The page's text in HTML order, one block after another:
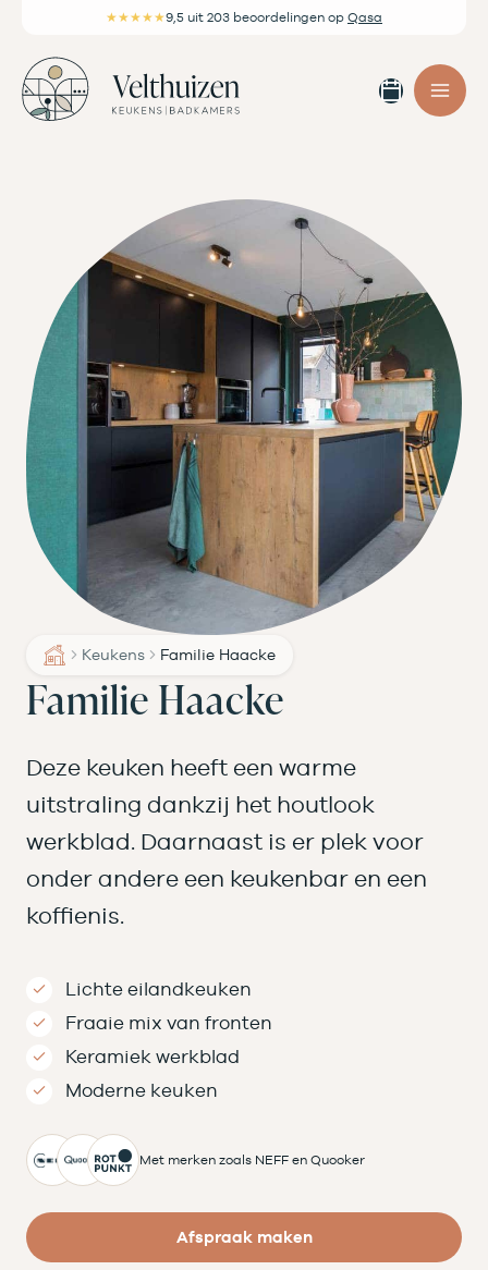
inhoud
★★★★★9,5 uit 203 beoordelingen op Qasa
maken
Keukens Familie Haacke
Familie Haacke
Deze keuken heeft een warme
uitstraling dankzij het houtlook
werkblad. Daarnaast is er plek voor
onder andere een keukenbar en een
koffienis.
Lichte eilandkeuken
Fraaie mix van fronten
Keramiek werkblad
Moderne keuken
Met merken zoals NEFF en Quooker
Afspraak maken